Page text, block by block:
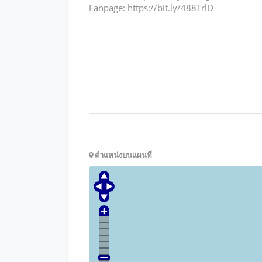
Fanpage: https://bit.ly/488TrlD
ตำแหน่งบนแผนที่